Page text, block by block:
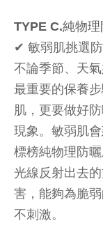
TYPE C.純物
✔︎ 敏弱肌挑選防
不論季節、天
最重要的保養
肌，更要做好
現象。敏弱肌
標榜純物理防
光線反射出去
害，能夠為脆
不刺激。